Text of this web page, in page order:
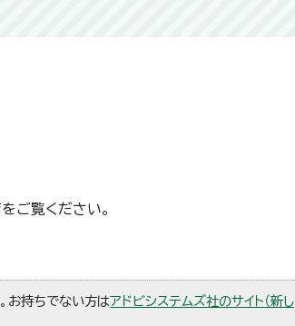
ご覧ください。
お持ちでない方はアドビシステムズ社のサイト（新し